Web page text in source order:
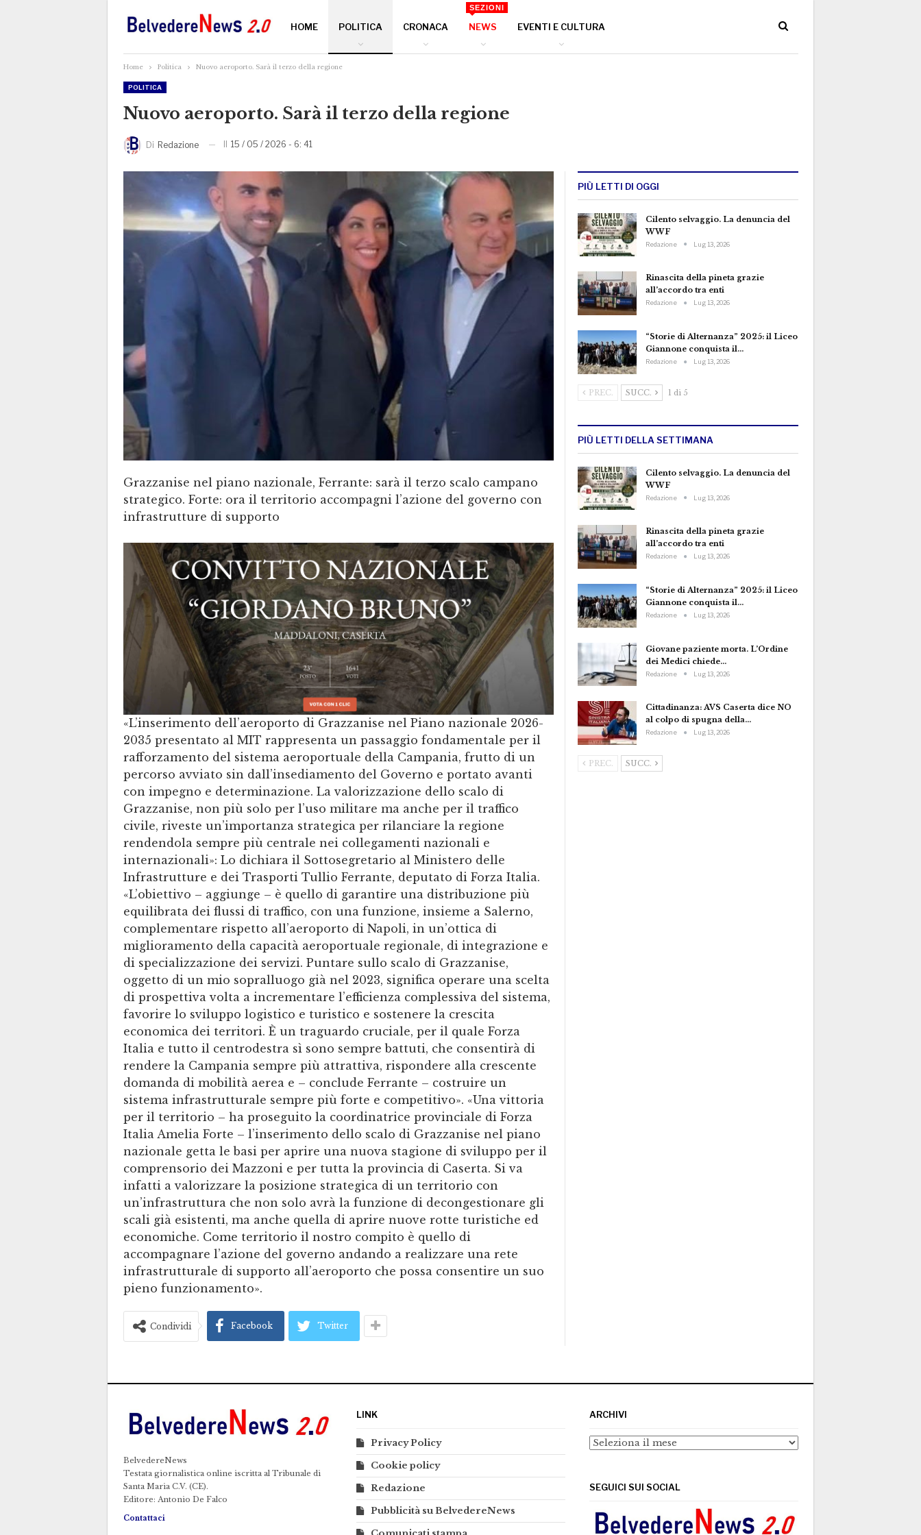
HOME POLITICA CRONACA NEWS
SEZIONI
EVENTI E CULTURA
Home Politica Nuovo aeroporto. Sarà il terzo della regione
POLITICA
Nuovo aeroporto. Sarà il terzo della regione
Di Redazione 15 / 05 / 2026 - 6: 41
Grazzanise nel piano nazionale, Ferrante: sarà il terzo scalo campano
strategico. Forte: ora il territorio accompagni l’azione del governo con
infrastrutture di supporto
«L’inserimento dell’aeroporto di Grazzanise nel Piano nazionale 2026-
2035 presentato al MIT rappresenta un passaggio fondamentale per il
rafforzamento del sistema aeroportuale della Campania, frutto di un
percorso avviato sin dall’insediamento del Governo e portato avanti
con impegno e determinazione. La valorizzazione dello scalo di
Grazzanise, non più solo per l’uso militare ma anche per il traffico
civile, riveste un’importanza strategica per rilanciare la regione
rendendola sempre più centrale nei collegamenti nazionali e
internazionali»: Lo dichiara il Sottosegretario al Ministero delle
Infrastrutture e dei Trasporti Tullio Ferrante, deputato di Forza Italia.
«L’obiettivo – aggiunge – è quello di garantire una distribuzione più
equilibrata dei flussi di traffico, con una funzione, insieme a Salerno,
complementare rispetto all’aeroporto di Napoli, in un’ottica di
miglioramento della capacità aeroportuale regionale, di integrazione e
di specializzazione dei servizi. Puntare sullo scalo di Grazzanise,
oggetto di un mio sopralluogo già nel 2023, significa operare una scelta
di prospettiva volta a incrementare l’efficienza complessiva del sistema,
favorire lo sviluppo logistico e turistico e sostenere la crescita
economica dei territori. È un traguardo cruciale, per il quale Forza
Italia e tutto il centrodestra sì sono sempre battuti, che consentirà di
rendere la Campania sempre più attrattiva, rispondere alla crescente
domanda di mobilità aerea e – conclude Ferrante – costruire un
sistema infrastrutturale sempre più forte e competitivo». «Una vittoria
per il territorio – ha proseguito la coordinatrice provinciale di Forza
Italia Amelia Forte – l’inserimento dello scalo di Grazzanise nel piano
nazionale getta le basi per aprire una nuova stagione di sviluppo per il
comprensorio dei Mazzoni e per tutta la provincia di Caserta. Si va
infatti a valorizzare la posizione strategica di un territorio con
un’infrastruttura che non solo avrà la funzione di decongestionare gli
scali già esistenti, ma anche quella di aprire nuove rotte turistiche ed
economiche. Come territorio il nostro compito è quello di
accompagnare l’azione del governo andando a realizzare una rete
infrastrutturale di supporto all’aeroporto che possa consentire un suo
pieno funzionamento».
Condividi Facebook Twitter
PIÙ LETTI DI OGGI
Cilento selvaggio. La denuncia del
WWF
Redazione Lug 13, 2026
Rinascita della pineta grazie
all’accordo tra enti
Redazione Lug 13, 2026
“Storie di Alternanza” 2025: il Liceo
Giannone conquista il…
Redazione Lug 13, 2026
PREC. SUCC. 1 di 5
PIÙ LETTI DELLA SETTIMANA
Cilento selvaggio. La denuncia del
WWF
Redazione Lug 13, 2026
Rinascita della pineta grazie
all’accordo tra enti
Redazione Lug 13, 2026
“Storie di Alternanza” 2025: il Liceo
Giannone conquista il…
Redazione Lug 13, 2026
Giovane paziente morta. L’Ordine
dei Medici chiede…
Redazione Lug 13, 2026
Cittadinanza: AVS Caserta dice NO
al colpo di spugna della…
Redazione Lug 13, 2026
PREC. SUCC.
BelvedereNews
Testata giornalistica online iscritta al Tribunale di
Santa Maria C.V. (CE).
Editore: Antonio De Falco
Contattaci
LINK
Privacy Policy
Cookie policy
Redazione
Pubblicità su BelvedereNews
ARCHIVI
Archivi
SEGUICI SUI SOCIAL